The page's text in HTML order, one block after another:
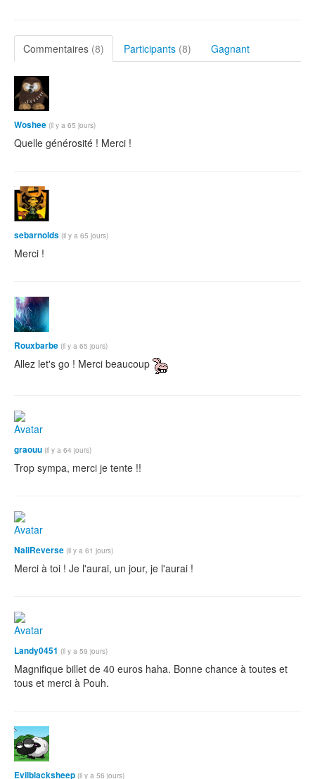
Commentaires (8) Participants (8) Gagnant
Woshee (il y a 65 jours)
Quelle générosité ! Merci !
sebarnolds (il y a 65 jours)
Merci !
Rouxbarbe (il y a 65 jours)
Allez let's go ! Merci beaucoup
graouu (il y a 64 jours)
Trop sympa, merci je tente !!
NaliReverse (il y a 61 jours)
Merci à toi ! Je l'aurai, un jour, je l'aurai !
Landy0451 (il y a 59 jours)
Magnifique billet de 40 euros haha. Bonne chance à toutes et
tous et merci à Pouh.
Evilblacksheep (il y a 56 jours)